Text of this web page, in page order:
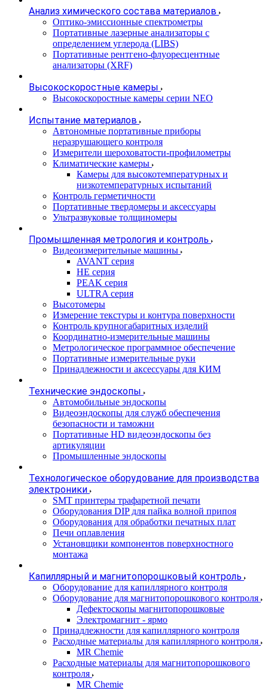
Анализ химического состава материалов
Оптико-эмиссионные спектрометры
Портативные лазерные анализаторы с
определением углерода (LIBS)
Портативные рентгено-флуоресцентные
анализаторы (XRF)
Высокоскоростные камеры
Высокоскоростные камеры серии NEO
Испытание материалов
Автономные портативные приборы
неразрушающего контроля
Измерители шероховатости-профилометры
Климатические камеры
Камеры для высокотемпературных и
низкотемпературных испытаний
Контроль герметичности
Портативные твердомеры и аксессуары
Ультразвуковые толщиномеры
Промышленная метрология и контроль
Видеоизмерительные машины
AVANT серия
HE серия
PEAK серия
ULTRA серия
Высотомеры
Измерение текстуры и контура поверхности
Контроль крупногабаритных изделий
Координатно-измерительные машины
Метрологическое программное обеспечение
Портативные измерительные руки
Принадлежности и аксессуары для КИМ
Технические эндоскопы
Автомобильные эндоскопы
Видеоэндоскопы для служб обеспечения
безопасности и таможни
Портативные HD видеоэндоскопы без
артикуляции
Промышленные эндоскопы
Технологическое оборудование для производства
электроники
SMT принтеры трафаретной печати
Оборудования DIP для пайка волной припоя
Оборудования для обработки печатных плат
Печи оплавления
Установщики компонентов поверхностного
монтажа
Капиллярный и магнитопорошковый контроль
Оборудование для капиллярного контроля
Оборудование для магнитопорошкового контроля
Дефектоскопы магнитопорошковые
Электромагнит - ярмо
Принадлежности для капиллярного контроля
Расходные материалы для капиллярного контроля
MR Chemie
Расходные материалы для магнитопорошкового
контроля
MR Chemie